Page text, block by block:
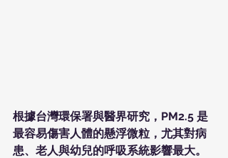
根據台灣環保署與醫界研究，PM2.5 是
最容易傷害人體的懸浮微粒，尤其對病
患、老人與幼兒的呼吸系統影響最大。